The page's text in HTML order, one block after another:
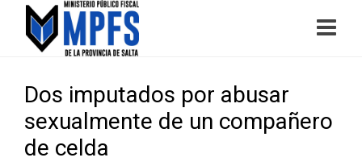
Dos imputados por abusar
sexualmente de un compañero
de celda